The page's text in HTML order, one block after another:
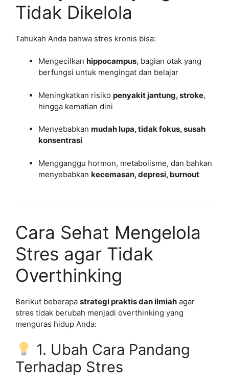
Tidak Dikelola
Tahukah Anda bahwa stres kronis bisa:
Mengecilkan hippocampus, bagian otak yang
berfungsi untuk mengingat dan belajar
Meningkatkan risiko penyakit jantung, stroke,
hingga kematian dini
Menyebabkan mudah lupa, tidak fokus, susah
konsentrasi
Mengganggu hormon, metabolisme, dan bahkan
menyebabkan kecemasan, depresi, burnout
Cara Sehat Mengelola
Stres agar Tidak
Overthinking
Berikut beberapa strategi praktis dan ilmiah agar
stres tidak berubah menjadi overthinking yang
menguras hidup Anda:
1. Ubah Cara Pandang
Terhadap Stres